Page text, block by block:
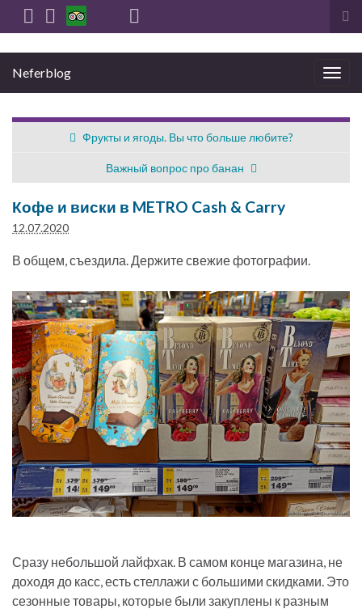
Вкл/
выкл
Neferblog
Фрукты и ягоды. Вы что больше любите?
Важный вопрос про банан
Кофе и виски в METRO Cash & Carry
12.07.2020
В общем, съездила. Держите свежие фотографии.
Сразу небольшой лайфхак. В самом конце магазина, не
доходя до касс, есть стеллажи с большими скидками. Это
сезонные товары, которые были закуплены к разным